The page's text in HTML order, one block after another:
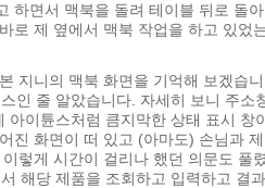
하면서 맥북을 돌려 테이블 뒤로 돌
로 제 옆에서 맥북 작업을 하고 있었
지니의 맥북 화면을 기억해 보겠습
인 줄 알았습니다. 자세히 보니 주소
아이튠스처럼 큼지막한 상태 표시 창
진 화면이 떠 있고 (아마도) 손님과
렇게 시간이 걸리나 했던 의문도 풀
해당 제품을 조회하고 입력하고 결